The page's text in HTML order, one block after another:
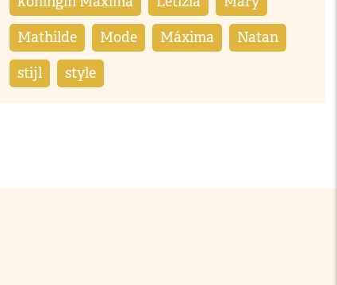
Mathilde Mode Máxima Natan
stijl style